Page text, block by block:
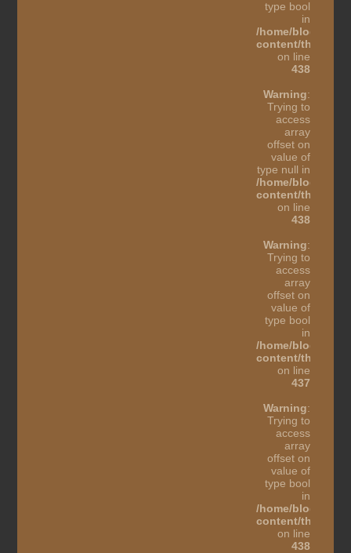
type bool
in
/home/
content/themes/
on line
438
Warning:
Trying to
access
array
offset on
value of
type null in
/home/
content/themes/
on line
438
Warning:
Trying to
access
array
offset on
value of
type bool
in
/home/
content/themes/
on line
437
Warning:
Trying to
access
array
offset on
value of
type bool
in
/home/
content/themes/
on line
438